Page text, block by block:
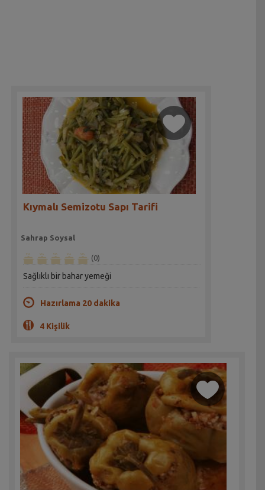
Kıymalı Semizotu Sapı Tarifi
Sahrap Soysal
(0)
Sağlıklı bir bahar yemeği
Hazırlama 20 dakika
4 Kişilik